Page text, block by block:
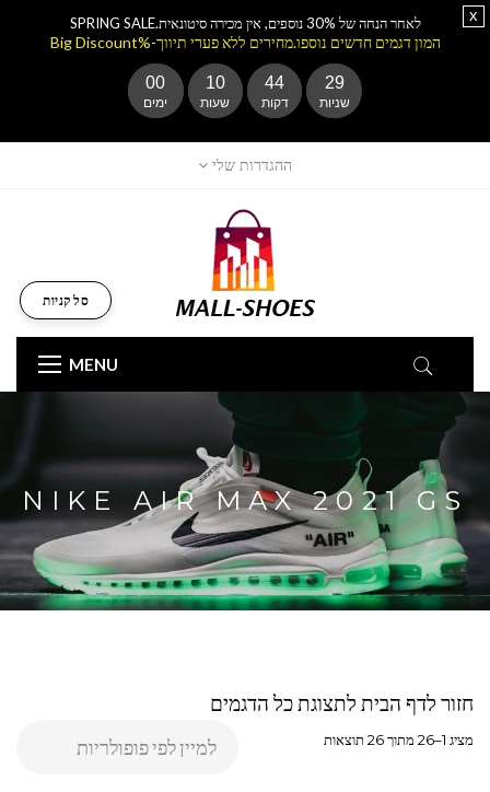
ההגדרות שלי
MENU
סל קניות
NIKE AIR MAX 2021 GS
חזור לדף הבית לתצוגת כל הדגמים
מציג 1–26 מתוך 26 תוצאות
לאחר הנחה של 30% נוספים, אין מכירה סיטונאית.SPRING SALE
המון דגמים חדשים נוספו.מחירים ללא פערי תיווך-%Big Discount
00
ימים
10
שעות
44
דקות
27
שניות
x